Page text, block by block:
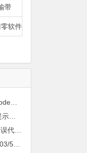
带
软件
修
零
清零
1704